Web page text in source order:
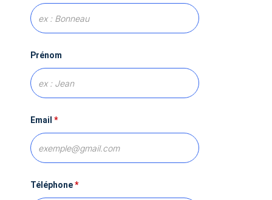
Prénom
Email *
Téléphone*